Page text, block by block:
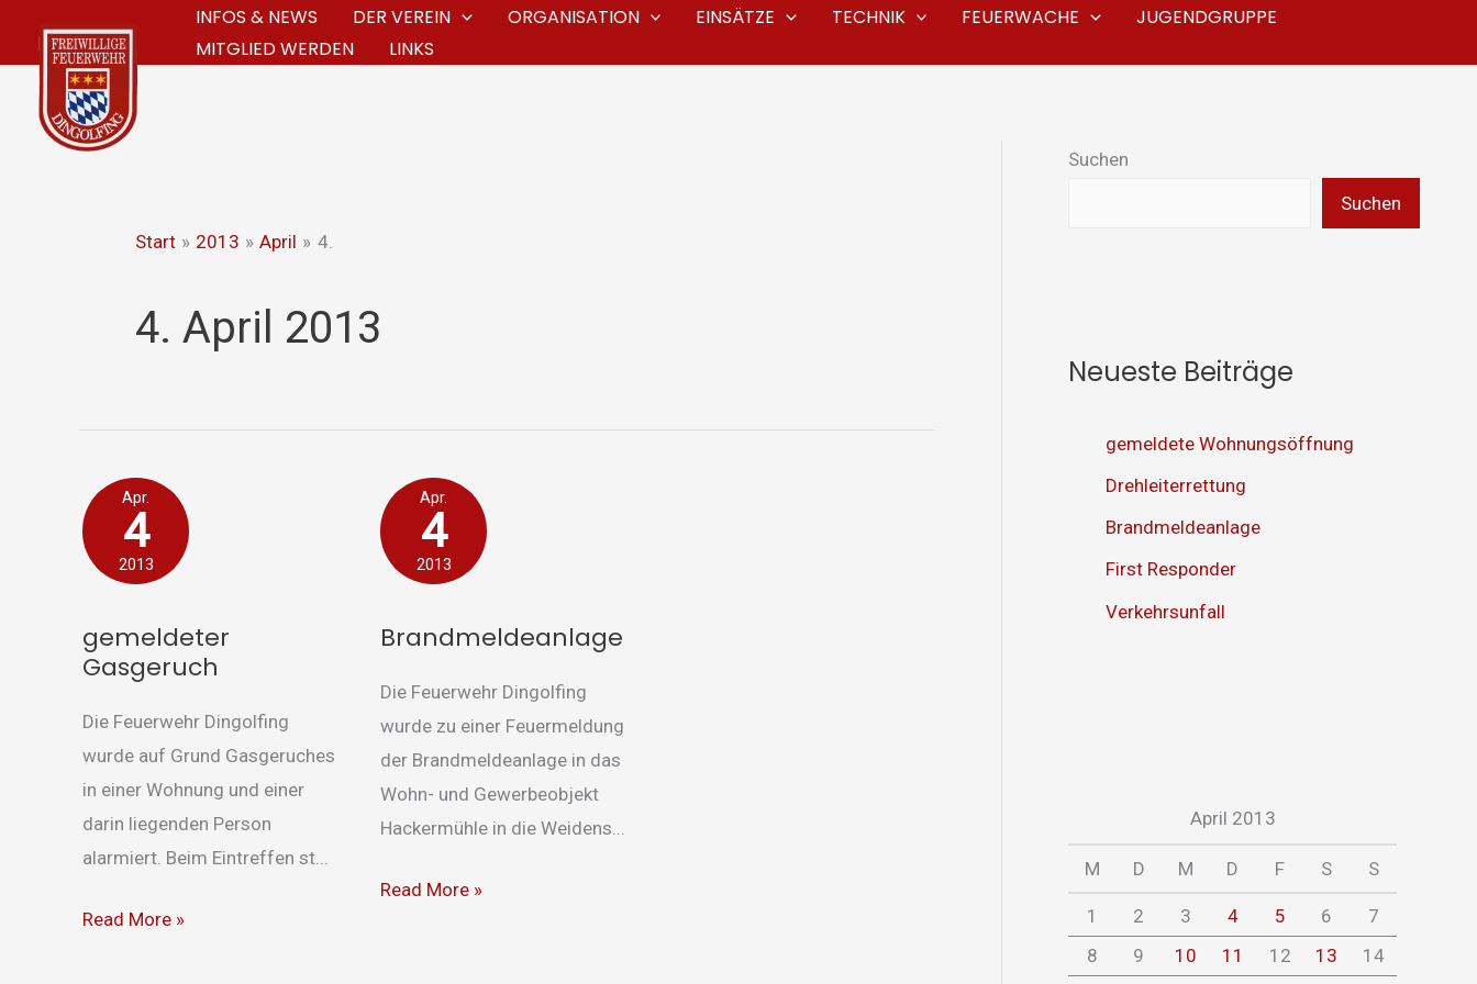
Inhalt
springen
INFOS & NEWS DER VEREIN ORGANISATION EINSÄTZE TECHNIK FEUERWACHE
JUGENDGRUPPE
MITGLIED WERDEN
LINKS
Start 2013 April 4.
4. April 2013
Apr.
4
2013
gemeldeter
Gasgeruch
Die Feuerwehr Dingolfing
wurde auf Grund Gasgeruches
in einer Wohnung und einer
darin liegenden Person
alarmiert. Beim Eintreffen st...
gemeldeter
Gasgeruch
Read More »
Apr.
4
2013
Brandmeldeanlage
Die Feuerwehr Dingolfing
wurde zu einer Feuermeldung
der Brandmeldeanlage in das
Wohn- und Gewerbeobjekt
Hackermühle in die Weidens...
Brandmeldeanlage
Read More »
Suchen
Suchen
Neueste Beiträge
gemeldete Wohnungsöffnung
Drehleiterrettung
Brandmeldeanlage
First Responder
Verkehrsunfall
April 2013
M D M D F S S
1 2 3 4 5 6
7
8
9 10 11 12 13
14